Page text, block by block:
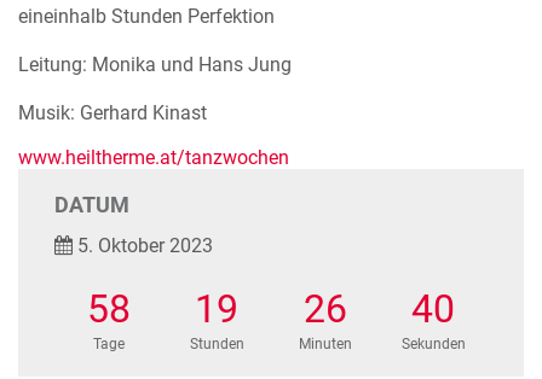
eineinhalb Stunden Perfektion
Leitung: Monika und Hans Jung
Musik: Gerhard Kinast
www.heiltherme.at/tanzwochen
DATUM
5. Oktober 2023
58
Tage
19
Stunden
26
Minuten
40
Sekunden